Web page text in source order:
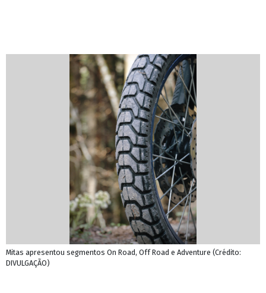
Mitas apresentou segmentos On Road, Off Road e Adventure (Crédito:
DIVULGAÇÃO)